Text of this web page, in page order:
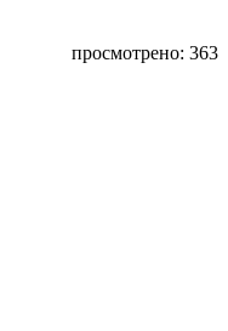
просмотрено: 363